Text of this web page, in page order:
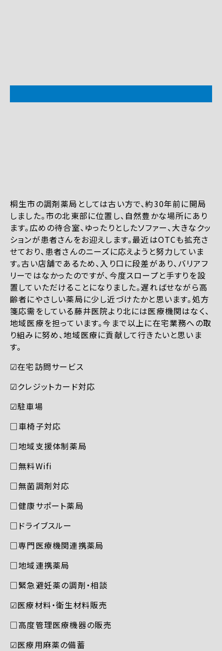
桐生市の調剤薬局としては古い方で、約30年前に開局
しました。市の北東部に位置し、自然豊かな場所にあり
ます。広めの待合室、ゆったりとしたソファー、大きなクッ
ションが患者さんをお迎えします。最近はOTCも拡充さ
せており、患者さんのニーズに応えようと努力していま
す。古い店舗であるため、入り口に段差があり、バリアフ
リーではなかったのですが、今度スロープと手すりを設
置していただけることになりました。遅ればせながら高
齢者にやさしい薬局に少し近づけたかと思います。処方
箋応需をしている藤井医院より北には医療機関はなく、
地域医療を担っています。今まで以上に在宅業務への取
り組みに努め、地域医療に貢献して行きたいと思いま
す。
☑︎在宅訪問サービス
☑︎クレジットカード対応
☑︎駐車場
□車椅子対応
□地域支援体制薬局
□無料Wifi
□無菌調剤対応
□健康サポート薬局
□ドライブスルー
□専門医療機関連携薬局
□地域連携薬局
□緊急避妊薬の調剤・相談
☑︎医療材料・衛生材料販売
□高度管理医療機器の販売
☑︎医療用麻薬の備蓄